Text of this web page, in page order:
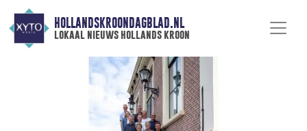
HOLLANDSKROONDAGBLAD.NL
lokaal nieuws hollands kroon